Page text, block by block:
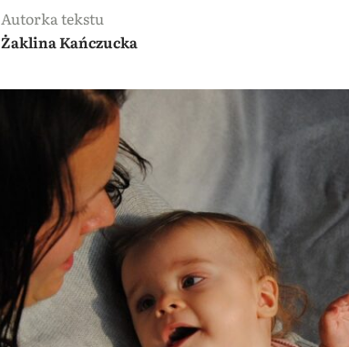
Autorka tekstu
Żaklina Kańczucka